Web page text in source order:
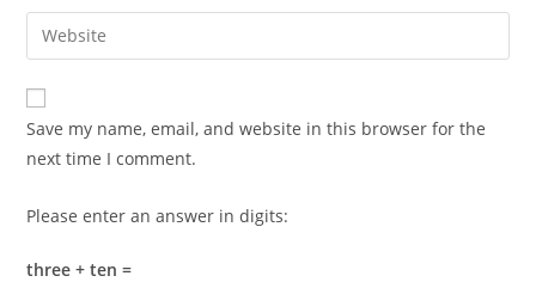
comment
email
address
comment
Enter
your
website
URL
(optional)
Save my name, email, and website in this browser for the
next time I comment.
Please enter an answer in digits:
three + ten =